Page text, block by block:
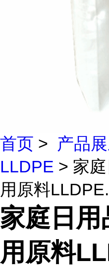
首页 > 产品
LLDPE > 家
用原料
家庭日用
用原料